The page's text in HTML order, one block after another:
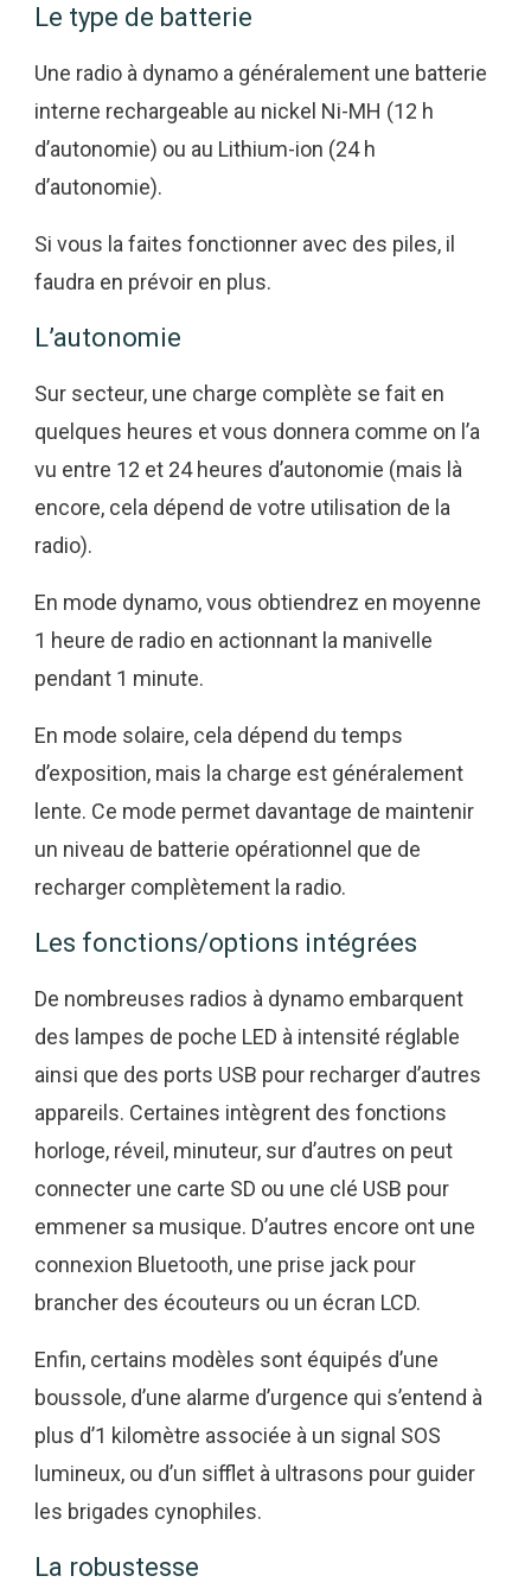
Le type de batterie
Une radio à dynamo a généralement une batterie
interne rechargeable au nickel Ni-MH (12 h
d’autonomie) ou au Lithium-ion (24 h
d’autonomie).
Si vous la faites fonctionner avec des piles, il
faudra en prévoir en plus.
L’autonomie
Sur secteur, une charge complète se fait en
quelques heures et vous donnera comme on l’a
vu entre 12 et 24 heures d’autonomie (mais là
encore, cela dépend de votre utilisation de la
radio).
En mode dynamo, vous obtiendrez en moyenne
1 heure de radio en actionnant la manivelle
pendant 1 minute.
En mode solaire, cela dépend du temps
d’exposition, mais la charge est généralement
lente. Ce mode permet davantage de maintenir
un niveau de batterie opérationnel que de
recharger complètement la radio.
Les fonctions/options intégrées
De nombreuses radios à dynamo embarquent
des lampes de poche LED à intensité réglable
ainsi que des ports USB pour recharger d’autres
appareils. Certaines intègrent des fonctions
horloge, réveil, minuteur, sur d’autres on peut
connecter une carte SD ou une clé USB pour
emmener sa musique. D’autres encore ont une
connexion Bluetooth, une prise jack pour
brancher des écouteurs ou un écran LCD.
Enfin, certains modèles sont équipés d’une
boussole, d’une alarme d’urgence qui s’entend à
plus d’1 kilomètre associée à un signal SOS
lumineux, ou d’un sifflet à ultrasons pour guider
les brigades cynophiles.
La robustesse